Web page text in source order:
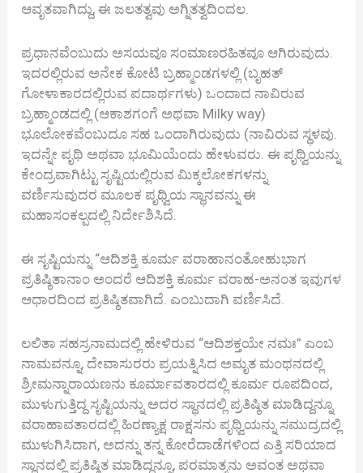
ಆವೃತವಾಗಿದ್ದು, ಈ ಜಲತತ್ವವು ಅಗ್ನಿತತ್ವದಿಂದಲ.
ಪ್ರಧಾನವೆಂಬುದು ಅಸಯವೂ ಸಂಮಾಣರಹಿತವೂ ಆಗಿರುವುದು.
ಇದರಲ್ಲಿರುವ ಅನೇಕ ಕೋಟಿ ಬ್ರಹ್ಮಾಂಡಗಳಲ್ಲಿ (ಬೃಹತ್
ಗೋಳಾಕಾರದಲ್ಲಿರುವ ಪದಾರ್ಥಗಳು) ಒಂದಾದ ನಾವಿರುವ
ಬ್ರಹ್ಮಾಂಡದಲ್ಲಿ (ಆಕಾಶಗಂಗೆ ಅಥವಾ Milky way)
ಭೂಲೋಕವೆಂಬುದೂ ಸಹ ಒಂದಾಗಿರುವುದು (ನಾವಿರುವ ಸ್ಥಳವು.
ಇದನ್ನೇ ಪೃಥಿ ಅಥವಾ ಭೂಮಿಯೆಂದು ಹೇಳುವರು. ಈ ಪೃಥ್ವಿಯನ್ನು
ಕೇಂದ್ರವಾಗಿಟ್ಟು ಸೃಷ್ಟಿಯಲ್ಲಿರುವ ಮಿಕ್ಕಲೋಕಗಳನ್ನು
ವರ್ಣಿಸುವುದರ ಮೂಲಕ ಪೃಥ್ವಿಯ ಸ್ಥಾನವನ್ನು ಈ
ಮಹಾಸಂಕಲ್ಪದಲ್ಲಿ ನಿರ್ದೇಶಿಸಿದೆ.
ಈ ಸೃಷ್ಟಿಯನ್ನು “ಆದಿಶಕ್ತಿ ಕೂರ್ಮ ವರಾಹಾನಂತೋಹುಭಾಗ
ಪ್ರತಿಷ್ಠಿತಾನಾಂ ಅಂದರೆ ಆದಿಶಕ್ತಿ ಕೂರ್ಮ ವರಾಹ-ಅನಂತ ಇವುಗಳ
ಆಧಾರದಿಂದ ಪ್ರತಿಷ್ಠಿತವಾಗಿದೆ. ಎಂಬುದಾಗಿ ವರ್ಣಿಸಿದೆ.
ಲಲಿತಾ ಸಹಸ್ರನಾಮದಲ್ಲಿ ಹೇಳಿರುವ “ಆದಿಶಕ್ತಯೇ ನಮಃ” ಎಂಬ
ನಾಮವನ್ನೂ, ದೇವಾಸುರರು ಪ್ರಯತ್ನಿಸಿದ ಅಮೃತ ಮಂಥನದಲ್ಲಿ
ಶ್ರೀಮನ್ನಾರಾಯಣನು ಕೂರ್ಮಾವತಾರದಲ್ಲಿ ಕೂರ್ಮ ರೂಪದಿಂದ,
ಮುಳುಗುತ್ತಿದ್ದ ಸೃಷ್ಟಿಯನ್ನು ಅದರ ಸ್ಥಾನದಲ್ಲಿ ಪ್ರತಿಷ್ಠಿತ ಮಾಡಿದ್ದನ್ನೂ
ವರಾಹಾವತಾರದಲ್ಲಿ ಹಿರಣ್ಯಾಕ್ಷ ರಾಕ್ಷಸನು ಪೃಥ್ವಿಯನ್ನು ಸಮುದ್ರದಲ್ಲಿ
ಮುಳುಗಿಸಿದಾಗ, ಅದನ್ನು ತನ್ನ ಕೋರೆದಾಡೆಗಳಿಂದ ಎತ್ತಿ ಸರಿಯಾದ
ಸ್ಥಾನದಲ್ಲಿ ಪ್ರತಿಷ್ಠಿತ ಮಾಡಿದ್ದನ್ನೂ, ಪರಮಾತ್ಮನು ಅವಂತ ಅಥವಾ